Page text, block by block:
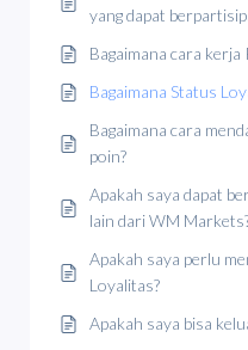
yang dapat
Bagaimana cara
Bagaimana Status
Bagaimana cara
poin?
Apakah saya dapat
lain dari WM
Apakah saya perlu
Loyalitas?
Apakah saya bisa